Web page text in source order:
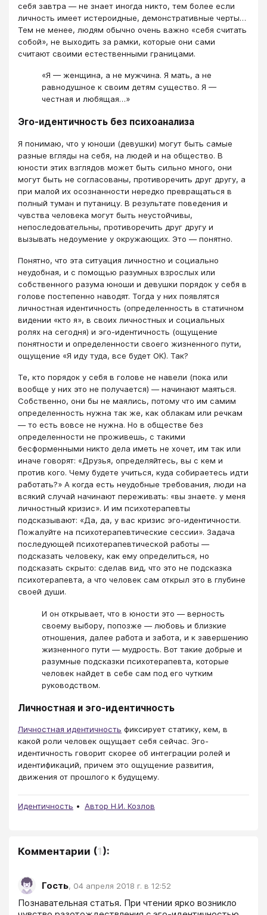
себя завтра — не знает иногда никто, тем более если
личность имеет истероидные, демонстративные черты…
Тем не менее, людям обычно очень важно «себя считать
собой», не выходить за рамки, которые они сами
считают своими естественными границами.
«Я — женщина, а не мужчина. Я мать, а не
равнодушное к своим детям существо. Я —
честная и любящая…»
Эго-идентичность без психоанализа
Я понимаю, что у юноши (девушки) могут быть самые
разные вгляды на себя, на людей и на общество. В
юности этих взглядов может быть сильно много, они
могут быть не согласованы, противоречить друг другу, а
при малой их осознанности нередко превращаться в
полный туман и путаницу. В результате поведения и
чувства человека могут быть неустойчивы,
непоследовательны, противоречить друг другу и
вызывать недоумение у окружающих. Это — понятно.
Понятно, что эта ситуация личностно и социально
неудобная, и с помощью разумных взрослых или
собственного разума юноши и девушки порядок у себя в
голове постепенно наводят. Тогда у них появлятся
личностная идентичность (определенность в статичном
видении «кто я», в своих личностных и социальных
ролях на сегодня) и эго-идентичность (ощущение
понятности и определенности своего жизненного пути,
ощущение «Я иду туда, все будет ОК). Так?
Те, кто порядок у себя в голове не навели (пока или
вообще у них это не получается) — начинают маяться.
Собственно, они бы не маялись, потому что им самим
определенность нужна так же, как облакам или речкам
— то есть вовсе не нужна. Но в обществе без
определенности не проживешь, с такими
бесформенными никто дела иметь не хочет, им так или
иначе говорят: «Друзья, определяйтесь, вы с кем и
против кого. Чему будете учиться, куда собираетесь идти
работать?» А когда есть неудобные требования, люди на
всякий случай начинают переживать: «вы знаете. у меня
личностный кризис». И им психотерапевты
подсказывают: «Да, да, у вас кризис эго-идентичности.
Пожалуйте на психотерапевтические сессии». Задача
последующей психотерапевтической работы —
подсказать человеку, как ему определиться, но
подсказать скрыто: сделав вид, что это не подсказка
психотерапевта, а что человек сам открыл это в глубине
своей души.
И он открывает, что в юности это — верность
своему выбору, попозже — любовь и близкие
отношения, далее работа и забота, и к завершению
жизненного пути — мудрость. Вот такие добрые и
разумные подсказки психотерапевта, которые
человек найдет в себе сам под его чутким
руководством.
Личностная и эго-идентичность
Личностная идентичность фиксирует статику, кем, в
какой роли человек ощущает себя сейчас. Эго-
идентичность говорит скорее об интеграции ролей и
идентификаций, причем это ощущение развития,
движения от прошлого к будущему.
Идентичность Автор Н.И. Козлов
Комментарии (1):
Гость, 04 апреля 2018 г. в 12:52
Познавательная статья. При чтении ярко возникло